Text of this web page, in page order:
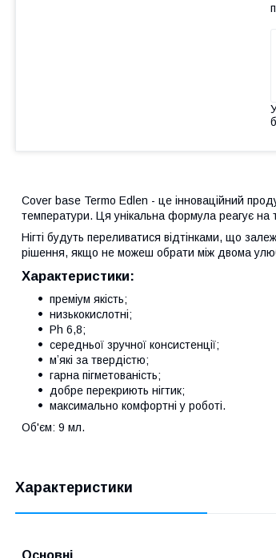
Cover base Termo Edlen - це інноваційний
температури. Ця унікальна формула реагує на
Нігті будуть переливатися відтінками, що
рішення, якщо не можеш обрати між двома
Характеристики:
преміум якість;
низькокислотні;
Ph 6,8;
середньої зручної консистенції;
мʼякі за твердістю;
гарна пігметованість;
добре перекриють нігтик;
максимально комфортні у роботі.
Об'єм: 9 мл.
Характеристики
Основні